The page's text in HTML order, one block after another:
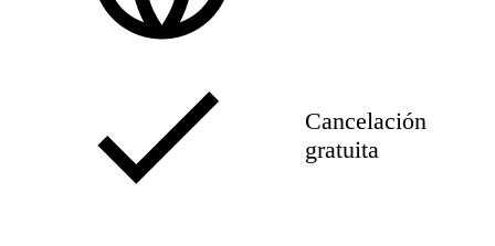
Cancelación
gratuita